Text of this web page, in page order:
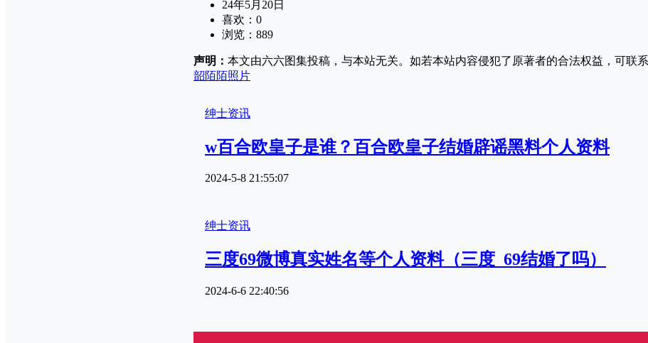
24年5月20日
喜欢： 0
浏览： 889
声明： 本文由六六图集投稿，与本站无关。如若本站内容侵犯了原著者的合法权益，可联系
韶陌陌照片
绅士资讯
w百合欧皇子是谁？百合欧皇子结婚辟谣黑料个人资料
2024-5-8 21:55:07
绅士资讯
三度69微博真实姓名等个人资料（三度_69结婚了吗）
2024-6-6 22:40:56